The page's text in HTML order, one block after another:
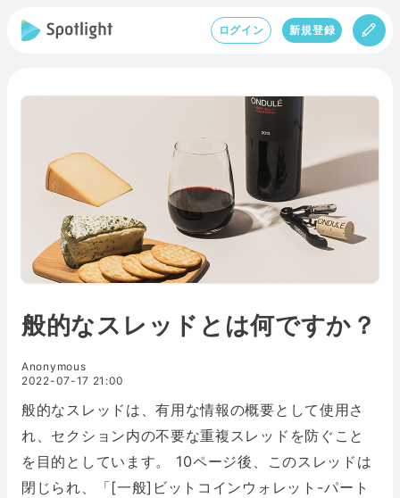
ログイン 新規登録
般的なスレッドとは何ですか？
Anonymous
2022-07-17 21:00
般的なスレッドは、有用な情報の概要として使用さ
れ、セクション内の不要な重複スレッドを防ぐこと
を目的としています。 10ページ後、このスレッドは
閉じられ、「[一般]ビットコインウォレット-パート